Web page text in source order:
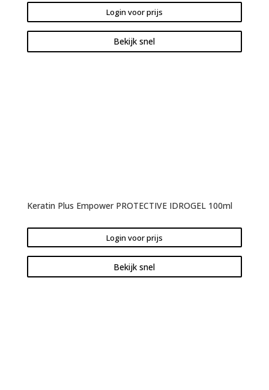
Login voor prijs
Bekijk snel
Keratin Plus Empower PROTECTIVE IDROGEL 100ml
Login voor prijs
Bekijk snel